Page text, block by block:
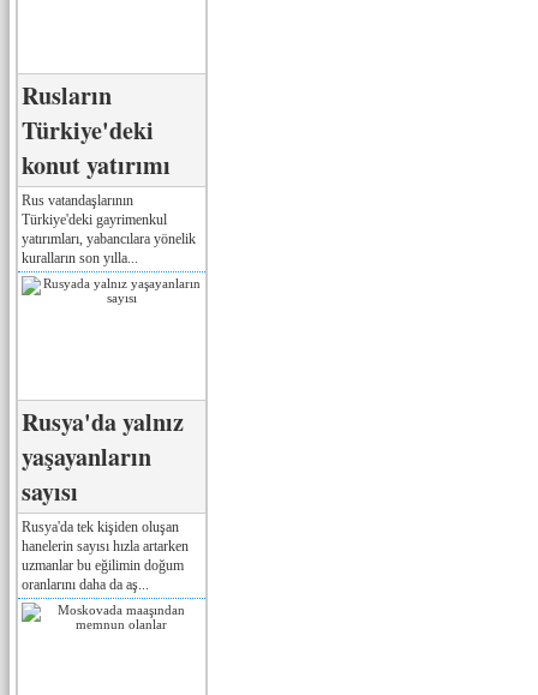
Rusların
Türkiye'deki
konut yatırımı
Rus vatandaşlarının
Türkiye'deki gayrimenkul
yatırımları, yabancılara yönelik
kuralların son yılla...
Rusya'da yalnız
yaşayanların
sayısı
Rusya'da tek kişiden oluşan
hanelerin sayısı hızla artarken
uzmanlar bu eğilimin doğum
oranlarını daha da aş...